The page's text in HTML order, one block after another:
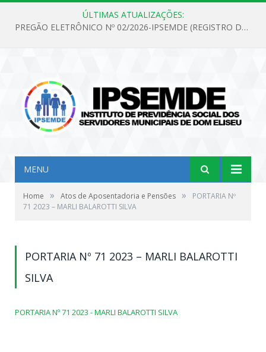
ÚLTIMAS ATUALIZAÇÕES:
PREGÃO ELETRÔNICO Nº 02/2026-IPSEMDE (REGISTRO DE PREÇOS PARA FUTURA E EVENTUAL AQUISIÇÃO DE MATERIAL DE LIMPEZA E GÊNEROS ALIMENTÍCIOS PARA ATENDER AS NECESSIDADES DO INSTITUTO DE PREVIDÊNCIA SOCIAL DOS SERVIDORES MUNICIPAIS DE DOM ELISEU.)
MENU
Home » Atos de Aposentadoria e Pensões »
PORTARIA Nº
71 2023 – MARLI BALAROTTI SILVA
PORTARIA Nº 71 2023 – MARLI BALAROTTI
SILVA
PORTARIA Nº 71 2023 - MARLI BALAROTTI SILVA